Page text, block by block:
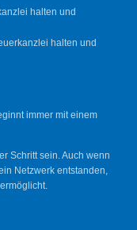
halten und
halten und
immer mit einem
Schritt sein. Auch wenn
Netzwerk entstanden,